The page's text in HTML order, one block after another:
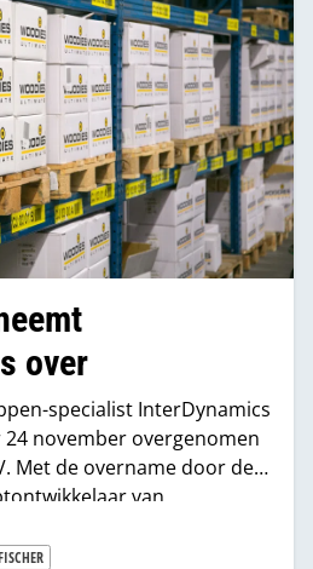
over
specialist InterDynamics
november overgenomen
Met de overname door de
van
uit Lelystad is een
gemoeid.